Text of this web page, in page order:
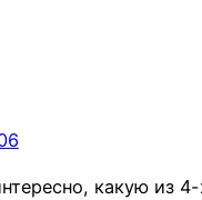
какую из 4-